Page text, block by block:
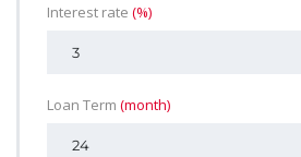
Interest rate (%)
Loan Term (month)